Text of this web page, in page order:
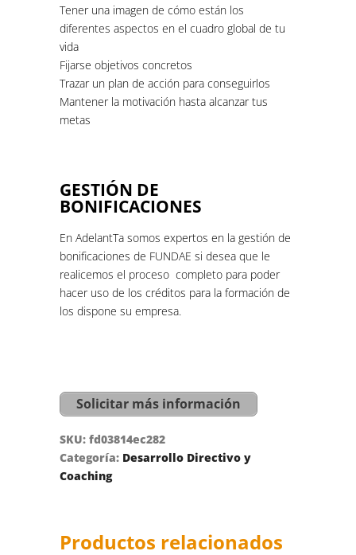
Tener una imagen de cómo están los
diferentes aspectos en el cuadro global de tu
vida
Fijarse objetivos concretos
Trazar un plan de acción para conseguirlos
Mantener la motivación hasta alcanzar tus
metas
GESTIÓN DE
BONIFICACIONES
En AdelantTa somos expertos en la gestión de
bonificaciones de FUNDAE si desea que le
realicemos el proceso completo para poder
hacer uso de los créditos para la formación de
los dispone su empresa.
Solicitar más información
SKU: fd03814ec282
Categoría: Desarrollo Directivo y
Coaching
Productos relacionados